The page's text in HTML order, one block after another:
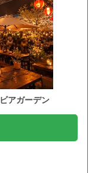
アガーデン